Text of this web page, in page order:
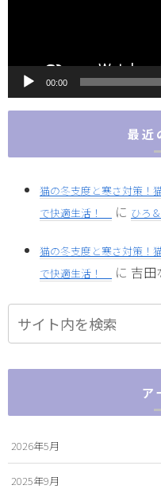
00:00
最近
猫の冬支度と寒さ対策！
で快適生活！
に ひろ
猫の冬支度と寒さ対策！
で快適生活！
に 吉田
ア
2026年5月
2025年9月